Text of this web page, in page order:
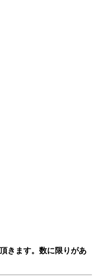
きます。数に限りがあ